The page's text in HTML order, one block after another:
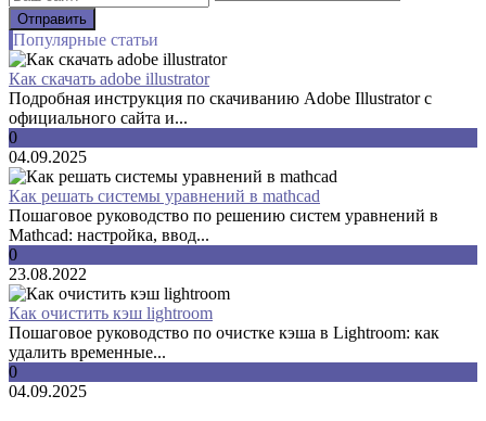
Популярные статьи
Как скачать adobe illustrator
Подробная инструкция по скачиванию Adobe Illustrator с
официального сайта и...
0
04.09.2025
Как решать системы уравнений в mathcad
Пошаговое руководство по решению систем уравнений в
Mathcad: настройка, ввод...
0
23.08.2022
Как очистить кэш lightroom
Пошаговое руководство по очистке кэша в Lightroom: как
удалить временные...
0
04.09.2025